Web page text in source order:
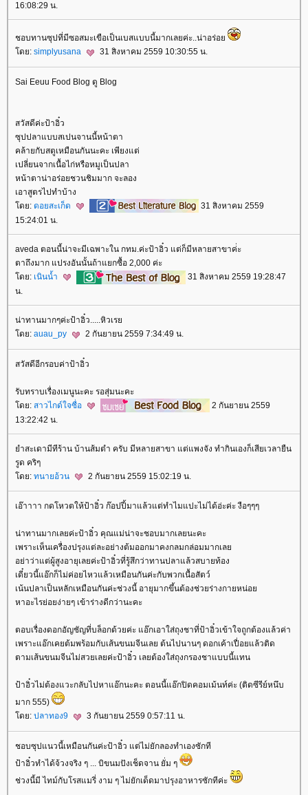
16:08:29 น.
ชอบทานซุปที่มีซอสมะเขือเป็นเบสแบบนี้มากเลยค่ะ..น่าอร่อ
ดย: simplyusana 31 สิงหาคม 2559 10:30:55 น.
Sai Eeuu Food Blog ดู Blog
สวัสดีค่ะป้าอิ๋ว
ซุปปลาแบบสเปนจานนี้หน้าตา
คล้ายกับสตูเหมือนกันนะคะ เพียงแต่
เปลี่ยนจากเนื้อไก่หรือหมูเป็นปลา
หน้าตาน่าอร่อยชวนชิมมาก จะลอง
เอาสูตรไปทำบ้าง
ดย: ดอยสะเก็ด
31 สิงหาคม 2559
15:24:01 น.
aveda ตอนนี้น่าจะมีเฉพาะใน กทม.ค่ะป้าอิ๋ว แต่ก็มีหลายสาขาค่่ะ
ตาถึงมาก แปรงอันนั้นถ้าแยกซื้อ 2,000 ค่ะ
ดย: เนินน้ำ
31 สิงหาคม 2559 19:28:47
น.
น่าทานมากๆค่ะป้าอิ๋ว.....หิวเร
ดย: auau_py 2 กันยายน 2559 7:34:49 น.
สวัสดีอีกรอบค่าป้าอิ๋ว
รับทราบเรื่องเมนูนะคะ รอสุ่มนะคะ
ดย: สาวไกด์ใจซื่อ
2 กันยายน 2559
13:22:42 น.
ำสะเดามีทีร้าน บ้านส้มตำ ครับ มีหลายสาขา แต่แพงจัง ทำกินเองก็เสียเวลายืน
รูด คริๆ
ดย: ทนายอ้วน 2 กันยายน 2559 15:02:19 น.
เอ๊าาาา กดโหวตให้ป้าอิ๋ว ก๊อปปี้มาแล้วแต่ทำไมแปะไม่ได้อ่ะค่ะ งือๆๆๆ
น่าทานมากเลยค่ะป้าอิ๋ว คุณแม่น่าจะชอบมากเลยนะคะ
เพราะเห็นเครื่องปรุงแต่ละอย่างต้มออกมาคงกลมกล่อมมากเล
อย่าว่าแต่ผู้สูงอายุเลยค่ะป้าอิ๋วที่รู้สึกว่าทานปลาแล้วสบายท้อง
เดี๋ยวนี้แอ๊กก็ไม่ค่อยไหวแล้วเหมือนกันค่ะกับพวกเนื้อสัตว์
เน้นปลาเป็นหลักเหมือนกันค่ะช่วงนี้ อายุมากขึ้นต้องช่วยร่างกายหน่อ
หาอะไรย่อยง่ายๆ เข้าร่างดีกว่านะคะ
ตอบเรื่องดอกอัญชัญที่บล็อกด้วยค่ะ แอ๊กเอาใส่ถุงชาที่ป้าอิ๋วเข้าใจถูกต้องแล้วค่า
เพราะแอ๊กเคยต้มพร้อมกับเส้นขนมจีนเลย ต้นไปนานๆ ดอกเค้าเปื่อยแล้วติด
ตามเส้นขนมจีนไม่สวยเลยค่ะป้าอิ๋ว เลยต้องใส่ถุงกรองชาแบบนี้แทน
ป้าอิ๋วไม่ต้องแวะกลับไปหาแอ๊กนะคะ ตอนนี้แอ๊กปิดคอมเม้นท์ค่ะ (ติดซีรีย์หนึบ
มาก 555)
ดย: ปลาทอง9 3 กันยายน 2559 0:57:11 น.
ชอบซุปแนวนี้เหมือนกันค่ะป้าอิ๋ว แต่ไม่ยักลองทำเองซักที
ป้าอิ๋วทำได้จ้วงจริง ๆ ... บิขนมปังเช็ดจาน ยั่ม ๆ
ช่วงนี้มี ไทม์กับโรสแมรี่ งาม ๆ ไม่ยักเด็ดมาปรุงอาหารซักทีค่ะ